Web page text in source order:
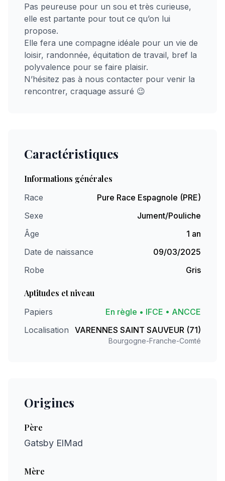
Pas peureuse pour un sou et très curieuse,
elle est partante pour tout ce qu’on lui
propose.
Elle fera une compagne idéale pour un vie de
loisir, randonnée, équitation de travail, bref la
polyvalence pour se faire plaisir.
N’hésitez pas à nous contacter pour venir la
rencontrer, craquage assuré 😉
Caractéristiques
Informations générales
Race
Pure Race Espagnole (PRE)
Sexe
Jument/Pouliche
Âge
1 an
Date de naissance
09/03/2025
Robe
Gris
Aptitudes et niveau
Papiers
En règle • IFCE • ANCCE
Localisation
VARENNES SAINT SAUVEUR (71)
Bourgogne-Franche-Comté
Origines
Père
Gatsby ElMad
Mère